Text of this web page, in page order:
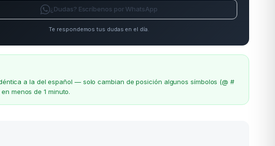
¿Dudas? Escríbenos por WhatsApp
Te respondemos tus dudas en el día.
a la del español — solo cambian de posición algunos símbolos (@ #
en menos de 1 minuto.